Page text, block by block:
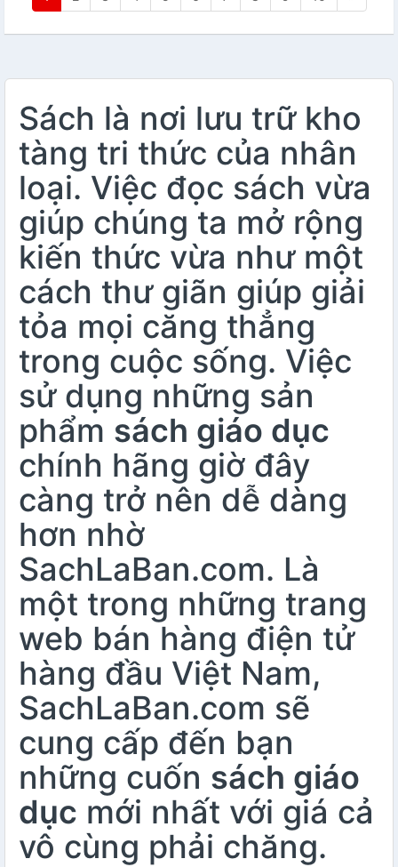
Sách là nơi lưu trữ kho
tàng tri thức của nhân
loại. Việc đọc sách vừa
giúp chúng ta mở rộng
kiến thức vừa như một
cách thư giãn giúp giải
tỏa mọi căng thẳng
trong cuộc sống. Việc
sử dụng những sản
phẩm sách giáo dục
chính hãng giờ đây
càng trở nên dễ dàng
hơn nhờ
SachLaBan.com. Là
một trong những trang
web bán hàng điện tử
hàng đầu Việt Nam,
SachLaBan.com sẽ
cung cấp đến bạn
những cuốn sách giáo
dục mới nhất với giá cả
vô cùng phải chăng.